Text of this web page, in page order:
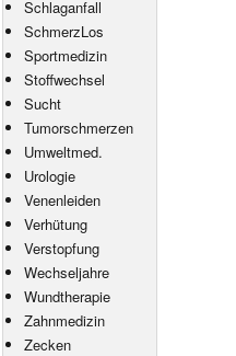
Schlaganfall
SchmerzLos
Sportmedizin
Stoffwechsel
Sucht
Tumorschmerzen
Umweltmed.
Urologie
Venenleiden
Verhütung
Verstopfung
Wechseljahre
Wundtherapie
Zahnmedizin
Zecken